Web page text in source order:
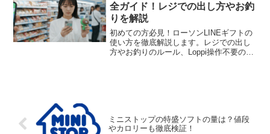
全ガイド！レジでの出し方やお釣
りを解説
初めての方必見！ローソンLINEギフトの
使い方を徹底解説します。レジでの出し
方やお釣りのルール、Loppi操作不要の理
ミニストップの特盛ソフトの量は？値段
やカロリーも徹底検証！